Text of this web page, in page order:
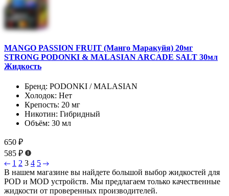
MANGO PASSION FRUIT (Манго Маракуйя) 20мг
STRONG PODONKI & MALASIAN ARCADE SALT 30мл
Жидкость
Бренд: PODONKI / MALASIAN
Холодок: Нет
Крепость: 20 мг
Никотин: Гибридный
Объём: 30 мл
650 ₽
585 ₽
1 2 3 4 5
В нашем магазине вы найдете большой выбор жидкостей для
POD и MOD устройств. Мы предлагаем только качественные
жидкости от проверенных производителей.